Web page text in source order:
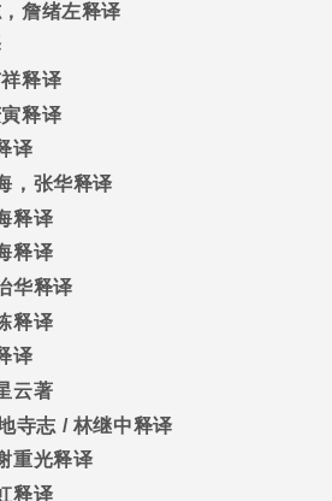
詹绪左释译
释译
释译
译
，张华释译
释译
释译
华释译
释译
译
云著
寺志 / 林继中释译
重光释译
释译